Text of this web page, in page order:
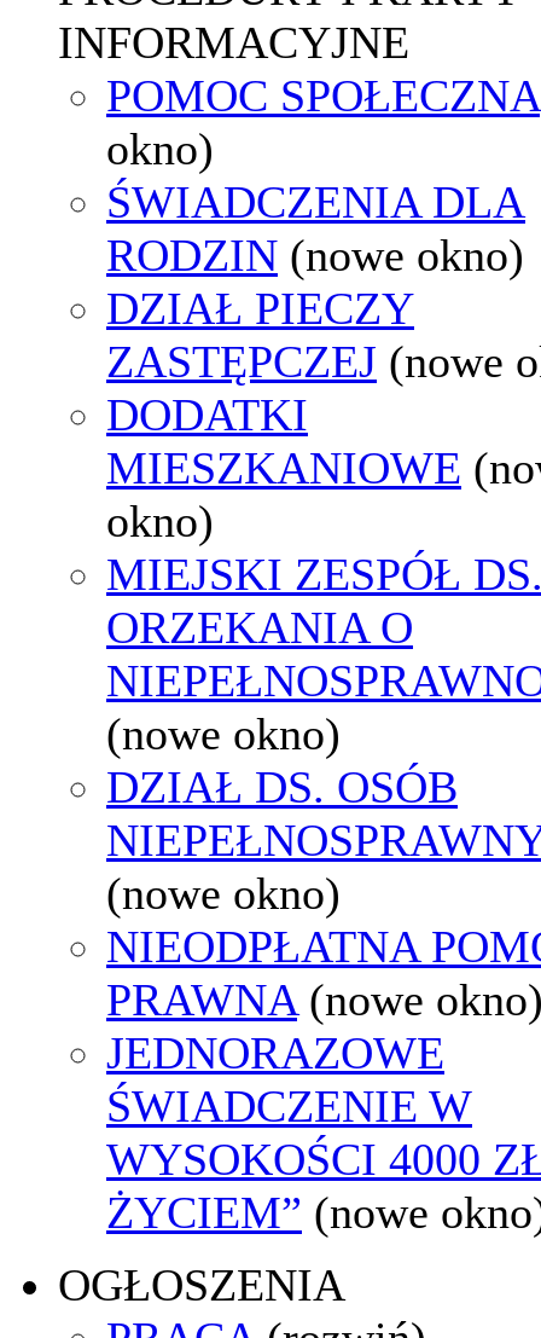
INFORMACYJNE
POMOC SPOŁECZNA
okno)
ŚWIADCZENIA DLA
RODZIN (nowe okno)
DZIAŁ PIECZY
ZASTĘPCZEJ (nowe
DODATKI
MIESZKANIOWE
okno)
MIEJSKI ZESPÓŁ
ORZEKANIA O
(nowe okno)
DZIAŁ DS. OSÓB
(nowe okno)
NIEODPŁATNA
PRAWNA (nowe
JEDNORAZOWE
ŚWIADCZENIE W
WYSOKOŚCI 4000
ŻYCIEM” (nowe
OGŁOSZENIA